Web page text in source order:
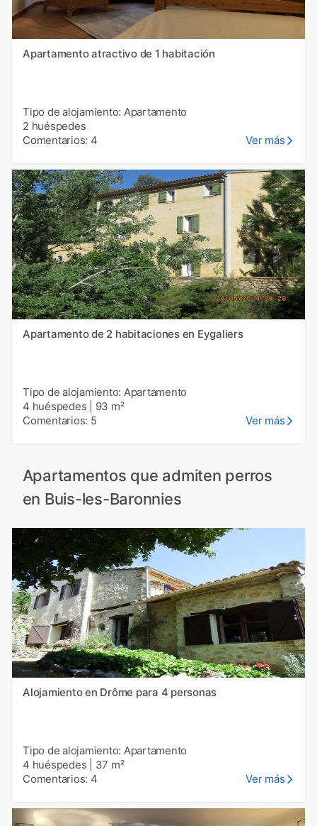
Apartamento atractivo de 1 habitación
Tipo de alojamiento: Apartamento
2 huéspedes
Comentarios: 4
Ver más
Apartamento de 2 habitaciones en Eygaliers
Tipo de alojamiento: Apartamento
4 huéspedes
93 m²
Comentarios: 5
Ver más
Apartamentos que admiten perros
en Buis-les-Baronnies
Alojamiento en Drôme para 4 personas
Tipo de alojamiento: Apartamento
4 huéspedes
37 m²
Comentarios: 4
Ver más